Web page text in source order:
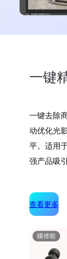
一键
一键去除
动优化光
平。适用
强产品吸
查看更多